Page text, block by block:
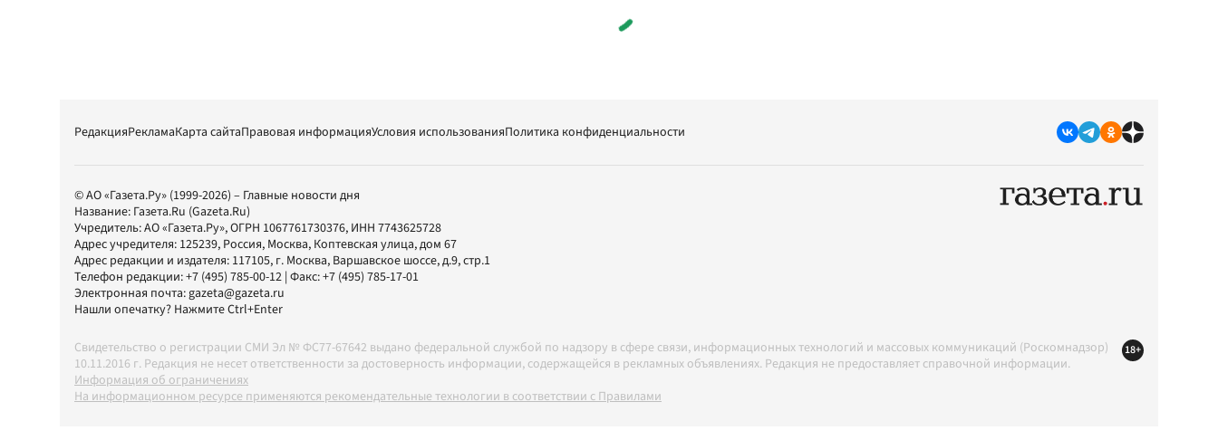
РедакцияРекламаКарта сайтаПравовая информацияУсловия использованияПолитика конфиденциальности
© АО «Газета.Ру» (1999-2026) – Главные новости дня
Название: Газета.Ru (Gazeta.Ru)
Учредитель:АО «Газета.Ру», ОГРН 1067761730376, ИНН 7743625728
Адрес учредителя: 125239, Россия, Москва, Коптевская улица, дом 67
Адрес редакции и издателя: 117105, г. Москва, Варшавское шоссе, д.9, стр.1
Телефон редакции:+7 (495) 785-00-12 | Факс:+7 (495) 785-17-01
Электронная почта:gazeta@gazeta.ru
Нашли опечатку? Нажмите Ctrl+Enter
Свидетельство о регистрации СМИ Эл № ФС77-67642 выдано федеральной службой по надзору в сфере связи, информационных технологий и массовых коммуникаций (Роскомнадзор)
10.11.2016 г. Редакция не несет ответственности за достоверность информации, содержащейся в рекламных объявлениях. Редакция не предоставляет справочной информации.
Информация об ограничениях
На информационном ресурсе применяются рекомендательные технологии в соответствии с Правилами
18+